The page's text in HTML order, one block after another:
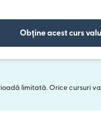
Obține acest curs
limitată. Orice cursuri
deschide într-o fereastră nouă)